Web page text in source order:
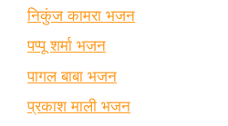
निकुंज कामरा भजन
पप्पू शर्मा भजन
पागल बाबा भजन
प्रकाश माली भजन